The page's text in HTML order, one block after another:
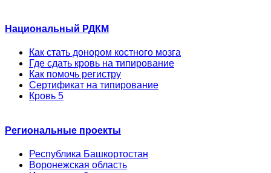
Национальный РДКМ
Как стать донором костного мозга
Где сдать кровь на типирование
Как помочь регистру
Сертификат на типирование
Кровь 5
Региональные проекты
Республика Башкортостан
Воронежская область